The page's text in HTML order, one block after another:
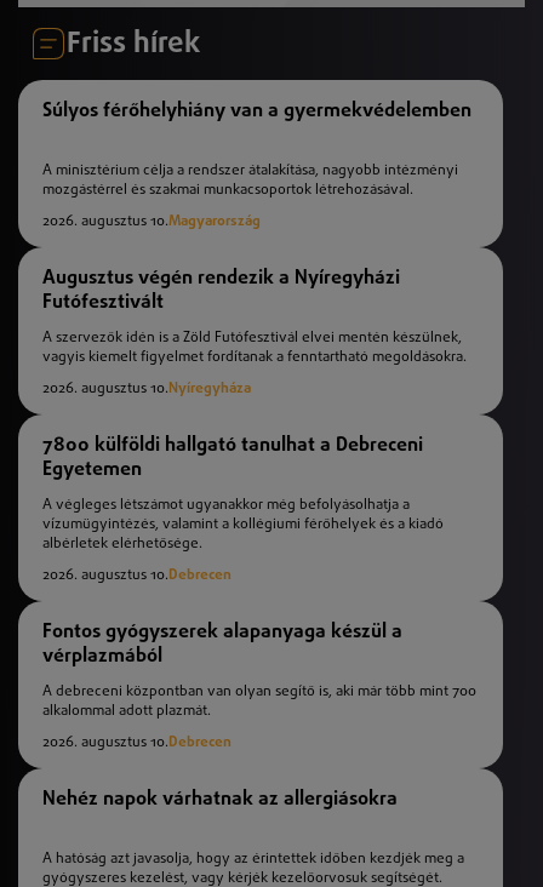
Friss hírek
Súlyos férőhelyhiány van a gyermekvédelemben
A minisztérium célja a rendszer átalakítása, nagyobb intézményi
mozgástérrel és szakmai munkacsoportok létrehozásával.
2026. augusztus 10.Magyarország
Augusztus végén rendezik a Nyíregyházi
Futófesztivált
A szervezők idén is a Zöld Futófesztivál elvei mentén készülnek,
vagyis kiemelt figyelmet fordítanak a fenntartható megoldásokra.
2026. augusztus 10. Nyíregyháza
7800 külföldi hallgató tanulhat a Debreceni
Egyetemen
A végleges létszámot ugyanakkor még befolyásolhatja a
vízumügyintézés, valamint a kollégiumi férőhelyek és a kiadó
albérletek elérhetősége.
2026. augusztus 10.Debrecen
Fontos gyógyszerek alapanyaga készül a
vérplazmából
A debreceni központban van olyan segítő is, aki már több mint 700
alkalommal adott plazmát.
2026. augusztus 10.Debrecen
Nehéz napok várhatnak az allergiásokra
A hatóság azt javasolja, hogy az érintettek időben kezdjék meg a
gyógyszeres kezelést, vagy kérjék kezelőorvosuk segítségét.